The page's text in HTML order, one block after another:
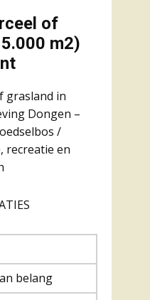
of
m2)
grasland in
Dongen –
/
recreatie en
belang